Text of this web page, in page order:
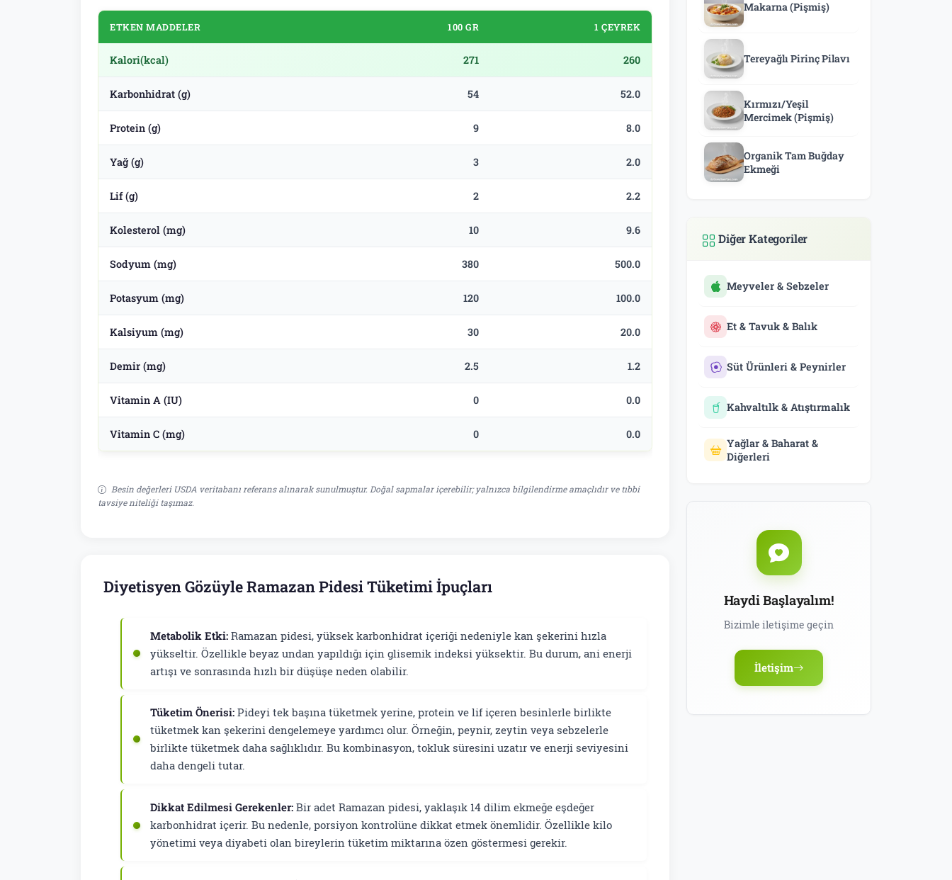
ETKEN MADDELER 100 GR 1 ÇEYREK
Kalori(kcal) 271 260
Karbonhidrat (g) 54 52.0
Protein (g) 9 8.0
Yağ (g) 3 2.0
Lif (g) 2 2.2
Kolesterol (mg) 10 9.6
Sodyum (mg) 380 500.0
Potasyum (mg) 120 100.0
Kalsiyum (mg) 30 20.0
Demir (mg) 2.5 1.2
Vitamin A (IU) 0 0.0
Vitamin C (mg) 0 0.0
Besin değerleri USDA veritabanı referans alınarak sunulmuştur. Doğal sapmalar içerebilir; yalnızca bilgilendirme amaçlıdır ve tıbbi
tavsiye niteliği taşımaz.
Diyetisyen Gözüyle Ramazan Pidesi Tüketimi İpuçları
Metabolik Etki: Ramazan pidesi, yüksek karbonhidrat içeriği nedeniyle kan şekerini hızla
yükseltir. Özellikle beyaz undan yapıldığı için glisemik indeksi yüksektir. Bu durum, ani enerji
artışı ve sonrasında hızlı bir düşüşe neden olabilir.
Tüketim Önerisi: Pideyi tek başına tüketmek yerine, protein ve lif içeren besinlerle birlikte
tüketmek kan şekerini dengelemeye yardımcı olur. Örneğin, peynir, zeytin veya sebzelerle
birlikte tüketmek daha sağlıklıdır. Bu kombinasyon, tokluk süresini uzatır ve enerji seviyesini
daha dengeli tutar.
Dikkat Edilmesi Gerekenler: Bir adet Ramazan pidesi, yaklaşık 14 dilim ekmeğe eşdeğer
karbonhidrat içerir. Bu nedenle, porsiyon kontrolüne dikkat etmek önemlidir. Özellikle kilo
yönetimi veya diyabeti olan bireylerin tüketim miktarına özen göstermesi gerekir.
Makarna (Pişmiş)
Tereyağlı Pirinç Pilavı
Kırmızı/Yeşil
Mercimek (Pişmiş)
Organik Tam Buğday
Ekmeği
Diğer Kategoriler
Meyveler & Sebzeler
Et & Tavuk & Balık
Süt Ürünleri & Peynirler
Kahvaltılk & Atıştırmalık
Yağlar & Baharat &
Diğerleri
Haydi Başlayalım!
Bizimle iletişime geçin
İletişim